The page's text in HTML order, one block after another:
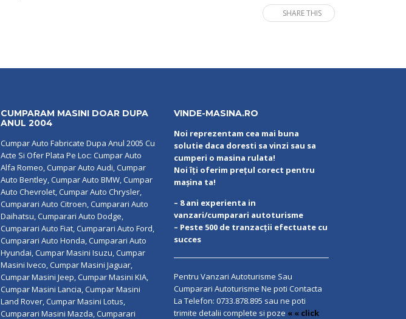
SHARE THIS
CUMPARAM MASINI DOAR DUPA
ANUL 2004
Cumpar Auto Fabricate Dupa Anul 2005 Cu
Acte Si Ofer Plata Pe Loc: Cumpar Auto
Alfa Romeo, Cumpar Auto Audi, Cumpar
Auto Bentley, Cumpar Auto BMW, Cumpar
Auto Chevrolet, Cumpar Auto Chrysler,
Cumparari Auto Citroen, Cumparari Auto
Daihatsu, Cumparari Auto Dodge,
Cumparari Auto Fiat, Cumparari Auto Ford,
Cumparari Auto Honda, Cumparari Auto
Hyundai, Cumpar Masini Isuzu, Cumpar
Masini Iveco, Cumpar Masini Jaguar,
Cumpar Masini Jeep, Cumpar Masini KIA,
Cumpar Masini Lancia, Cumpar Masini
Land Rover, Cumpar Masini Lotus,
Cumparari Masini Mazda, Cumparari
VINDE-MASINA.RO
Noi reprezentam cea mai buna
solutie daca doresti sa vinzi sau sa
cumperi o masina rulata!
Noi îți oferim prețul corect pentru
mașina ta!
– 8 ani experienta in
vanzari/cumparari autoturisme
– Peste 500 de tranzacții efectuate cu
succes
Pentru Vanzari Autoturisme Sau
Cumparari Autoturisme Ne poti Contacta
La Telefon: 0733.878.895 sau ne poti
trimite detalii complete si poze « « click